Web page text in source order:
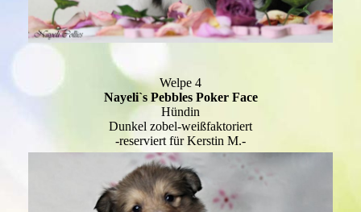
Welpe 4
Nayeli`s Pebbles Poker Face
Hündin
Dunkel zobel-weißfaktoriert
-reserviert für Kerstin M.-